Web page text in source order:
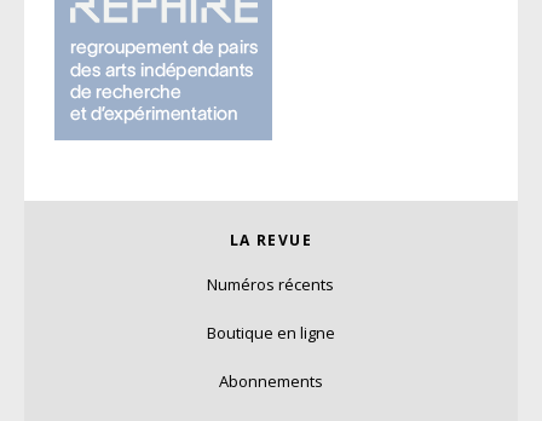
LA REVUE
Numéros récents
Boutique en ligne
Abonnements